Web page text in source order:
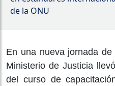
de la ONU
En una nueva jornada
Ministerio de Justicia
del curso de